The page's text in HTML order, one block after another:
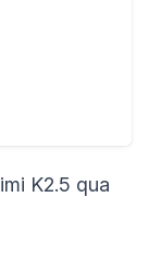
K2.5 qua